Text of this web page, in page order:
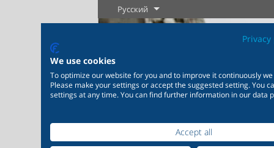
Русский
Новые изделия Регулировка
Промышленность
We use cookies
To optimize our website for you and to improve it continuously we
Please make your settings or accept the suggested setting. You
settings at any time. You can find further information in our data
Accept all